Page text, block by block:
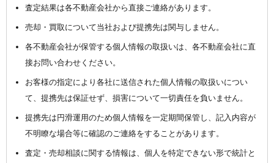
査定結果は各不動産会社から直接ご連絡があります。
売却・買取について当社および提携先は関与しません。
各不動産会社が保管する個人情報の取扱いは、各不動産会社に直
接お問い合わせください。
お客様の指定により各社に送信された個人情報の取扱いについ
て、提携先は保証せず、損害について一切責任を負いません。
提携先は円滑運用のため個人情報を一定期間保管し、記入内容が
不明瞭な場合等に確認のご連絡をすることがあります。
査定・売却相談に関する情報は、個人を特定できない形で統計と